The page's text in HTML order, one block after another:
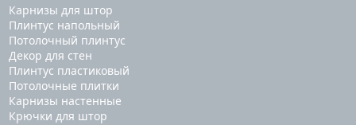
карнизы для штор
плинтус напольный
потолочный плинтус
декор для стен
плинтус пластиковый
потолочные плитки
карнизы настенные
крючки для штор